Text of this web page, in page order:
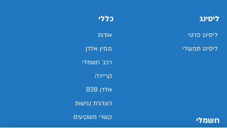
ליסינג
ליסינג פרטי
ליסינג תפעולי
חשמלי
כללי
אודות
מגזין אלדן
רכב חשמלי
קריירה
אלדן B2B
הצהרת נגישות
קשרי משקיעים